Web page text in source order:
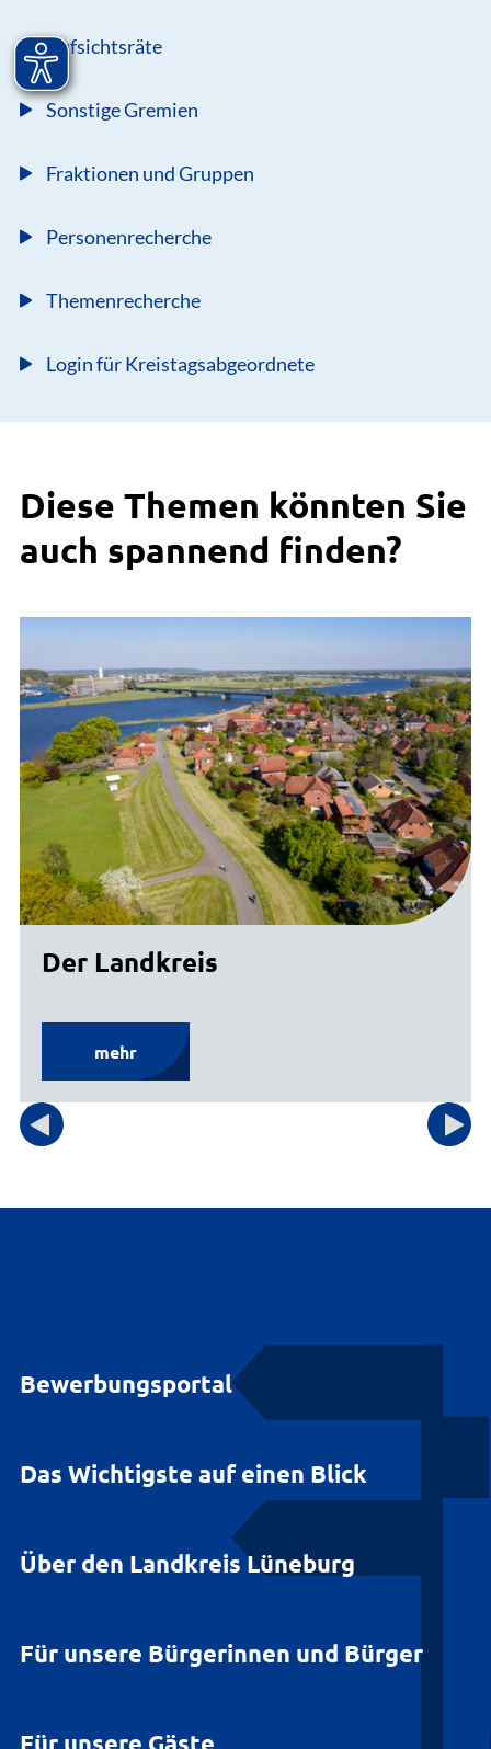
Aufsichtsräte
Sonstige Gremien
Fraktionen und Gruppen
Personenrecherche
Themenrecherche
Login für Kreistagsabgeordnete
Diese Themen könnten Sie
auch spannend finden?
Der Landkreis
mehr
Bewerbungsportal
Das Wichtigste auf einen Blick
Über den Landkreis Lüneburg
Für unsere Bürgerinnen und Bürger